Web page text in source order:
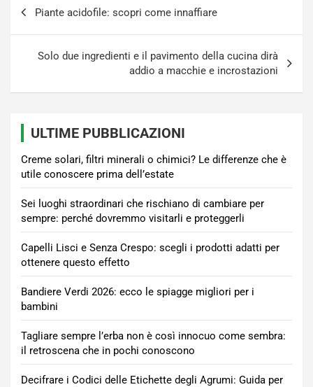
Piante acidofile: scopri come innaffiare
Solo due ingredienti e il pavimento della cucina dirà
addio a macchie e incrostazioni
ULTIME PUBBLICAZIONI
Creme solari, filtri minerali o chimici? Le differenze che è
utile conoscere prima dell’estate
Sei luoghi straordinari che rischiano di cambiare per
sempre: perché dovremmo visitarli e proteggerli
Capelli Lisci e Senza Crespo: scegli i prodotti adatti per
ottenere questo effetto
Bandiere Verdi 2026: ecco le spiagge migliori per i
bambini
Tagliare sempre l’erba non è così innocuo come sembra:
il retroscena che in pochi conoscono
Decifrare i Codici delle Etichette degli Agrumi: Guida per